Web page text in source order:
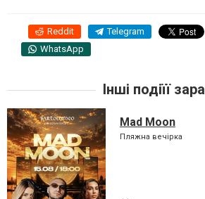
Reddit Telegram
WhatsApp
Інші подіїї
Mad Moon
Пляжна вечірка